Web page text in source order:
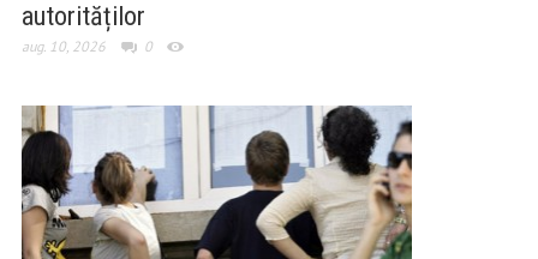
autorităților
aug. 10, 2026 0